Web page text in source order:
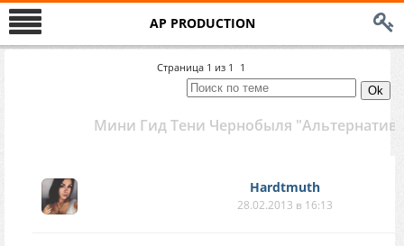
AP PRODUCTION
Страница 1 из 1 1
Мини Гид Тени Чернобыля
Hardtmuth
28.02.2013 в 16:13